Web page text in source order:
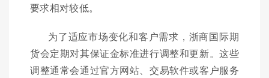
要求相对较低。
为了适应市场变化和客户需求，浙商国际期
货会定期对其保证金标准进行调整和更新。这些
调整通常会通过官方网站、交易软件或客户服务